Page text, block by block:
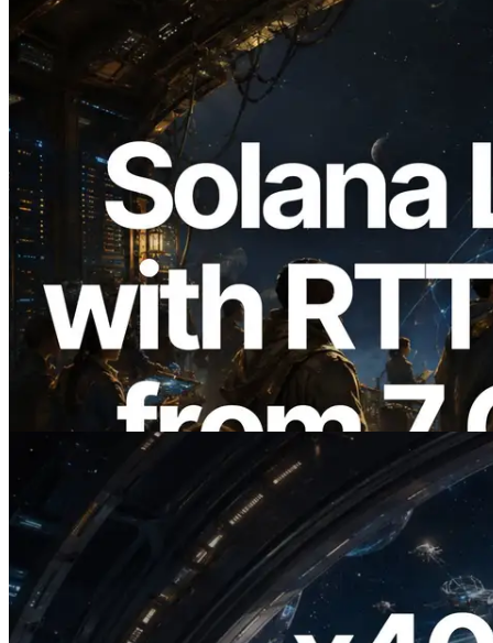
2026.08.05
ERPC ขยาย Solana Leader Slot API ด้วย
การวัด Ping จาก 7 Region ทั่วโลก พร้อม
เปิดตัว Validators Information API